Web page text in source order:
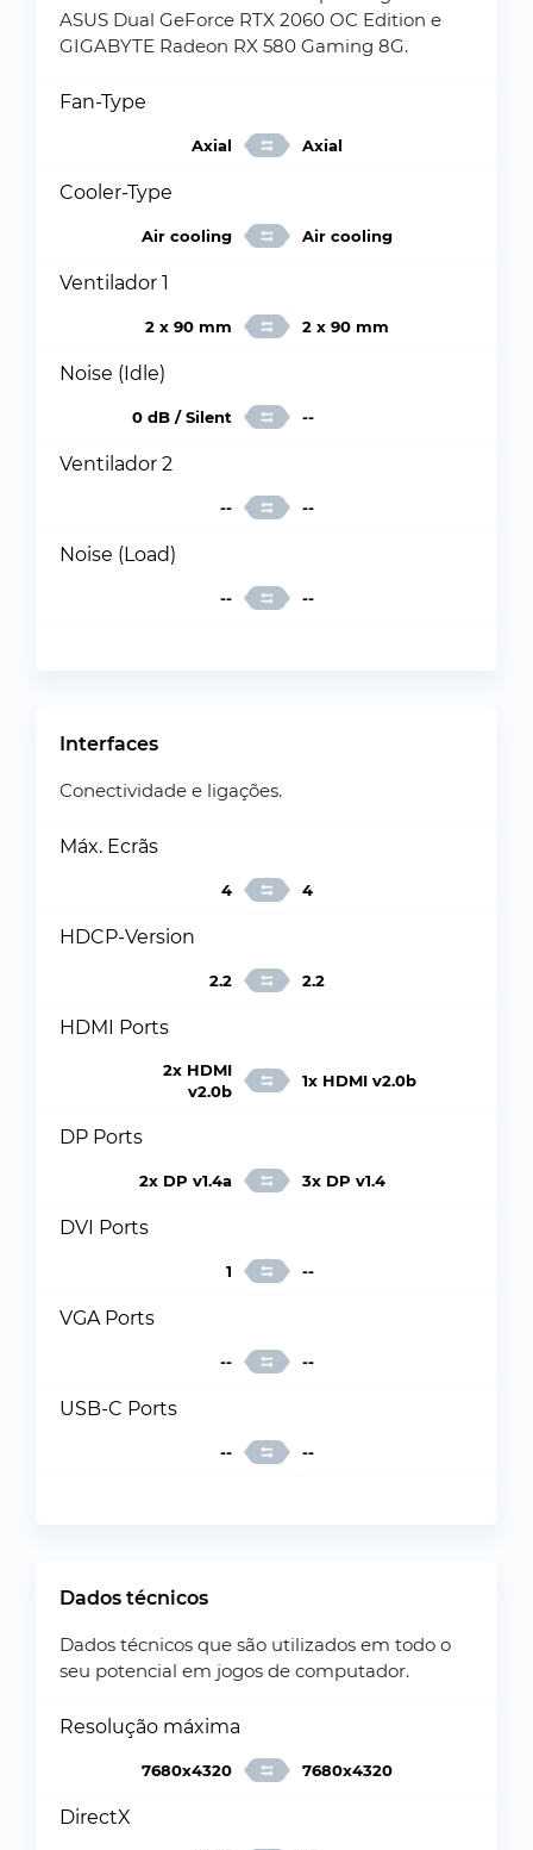
ASUS Dual GeForce RTX 2060 OC Edition e
GIGABYTE Radeon RX 580 Gaming 8G.
Fan-Type
Axial Axial
Cooler-Type
Air cooling Air cooling
Ventilador 1
2 x 90 mm 2 x 90 mm
Noise (Idle)
0 dB / Silent --
Ventilador 2
-- --
Noise (Load)
-- --
Interfaces
Conectividade e ligações.
Máx. Ecrãs
4 4
HDCP-Version
2.2 2.2
HDMI Ports
2x HDMI
v2.0b
1x HDMI v2.0b
DP Ports
2x DP v1.4a 3x DP v1.4
DVI Ports
1 --
VGA Ports
-- --
USB-C Ports
-- --
Dados técnicos
Dados técnicos que são utilizados em todo o
seu potencial em jogos de computador.
Resolução máxima
7680x4320 7680x4320
DirectX